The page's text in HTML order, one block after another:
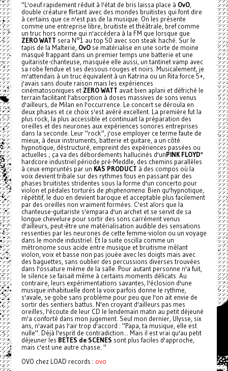
"L'oeuf rapidement réduit à l'état de bris laissa place à OvO,
double créature flirtant avec des mondes bruitistes qui font dire
à certains que ce n'est pas de la musique. On les présente
comme une entreprise libre, bruitiste et théâtrale, bref comme
un truc hors norme qui n'accédera à la FM que lorsque que
ZERO WATT sera N°1 au top 50 avec son steak haché. Sur le
tapis de la Malterie, OvOse matérialise en une sorte de moine
masqué frappant dans un premier temps une batterie et une
guitariste-chanteuse, masquée elle aussi, un tantinet vamp avec
sa robe fendue et ses dessous rouges et noirs. Musicalement, je
m'attendais à un truc équivalent à un Katrina ou un Rita force 5+,
j'avais sans doute raison mais les expériences
cinématosoniques et ZERO WATT avait bien aplani et défriché le
terrain facilitant l'absorption à doses massives de sons venus
d'ailleurs, de Milan en l'occurrence. Le concert se déroula en
deux phases et ce choix s'est avéré excellent. La première fut la
plus rock, la plus accessible et continuait la préparation des
oreilles et des neurones aux expériences sonores entreprises
dans la seconde. Leur "rock", j'ose employer ce terme faute de
mieux, à deux instruments, batterie et guitare, a un côté
hypnotique, déstructuré, empreint des expériences passées ou
actuelles ; ça va des débordements hallucinés d'unPINK FLOYD*
hardcore industriel période pré-Meddle, des chemins parallèles
à ceux empruntés par un KAS PRODUCT à des compos où la
voix devient tribale sur des rythmes fous en passant par des
phases bruitistes stridentes sous la forme d'un concerto pour
violon et pédales torturés de phiphenomena. Bien qu'hypnotique,
répétitif, le duo en devient baroque et acceptable plus facilement
par des oreilles non vraiment formées. C'est alors que la
chanteuse-guitariste s'empara d'un archet et se servit de sa
longue chevelure pour sortir des sons carrément venus
d'ailleurs, peut-être une matérialisation audible des sensations
ressenties par les neurones de cette femme-violon ou un voyage
dans le monde industriel. Et la suite oscilla comme un
métronome sous acide entre musique et bruitisme mêlant
violon, voix et basse non pas jouée avec les doigts mais avec
des baguettes, sans oublier des percussions diverses trouvées
dans l'ossature même de la salle. Pour autant personne n'a fuit,
le silence se faisait même à certains moments délicats. Au
contraire, leurs expérimentations savantes, l'éclosion d'une
musique inhabituelle dont la voix parfois donne le rythme,
s'avale, se gobe sans problème pour peu que l'on ait envie de
sortir des sentiers battus. N'en croyant d'ailleurs pas mes
oreilles, l'écoute de leur CD le lendemain matin au petit déjeuné
m'a conforté dans mon jugement. Seul mon dernier, Ulysse, six
ans, n'avait pas l'air trop d'accord : "Papa, ta musique, elle est
nulle". Déjà l'esprit de contradiction... Mais il est vrai qu'au petit
déjeuner les BETES de SCENES sont plus faciles d'approche,
mais c'est une autre chasse. "
OVO chez LOAD records : ovo